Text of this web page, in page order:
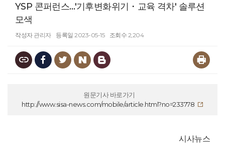
YSP 콘퍼런스…'기후변화위기・교육 격차' 솔루션
모색
작성자 관리자 등록일 2023-05-15 조회수 2,204
원문기사 바로가기
http://www.sisa-news.com/mobile/article.html?no=233778
시사뉴스